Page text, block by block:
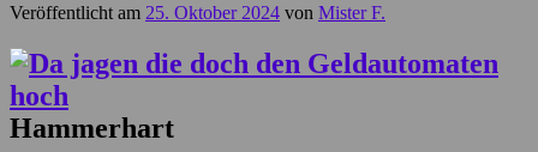
Veröffentlicht am 25. Oktober 2024 von Mister F.
Hammerhart